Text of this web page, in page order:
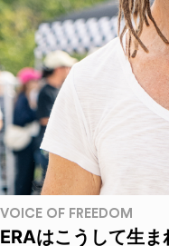
VOICE OF FREEDOM
ERAはこうして生ま